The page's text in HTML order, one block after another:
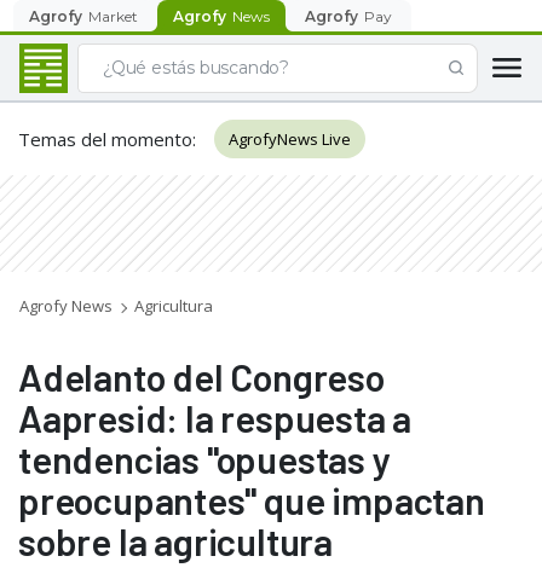
Agrofy Market Agrofy News Agrofy Pay
Temas del momento: AgrofyNews Live
Agrofy News Agricultura
Adelanto del Congreso
Aapresid: la respuesta a
tendencias "opuestas y
preocupantes" que impactan
sobre la agricultura